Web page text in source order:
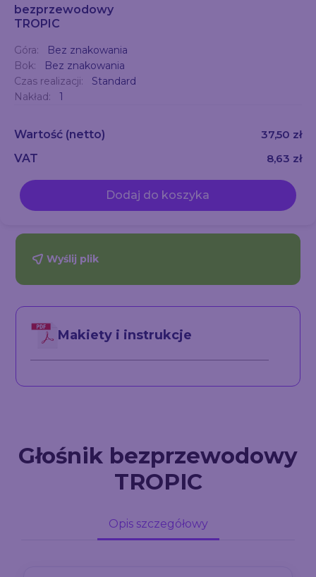
bezprzewodowy
TROPIC
Góra:
Bez znakowania
Bok:
Bez znakowania
Czas realizacji:
Standard
Nakład:
1
Wartość (netto)
37,50 zł
VAT
8,63 zł
Dodaj do koszyka
Wyślij plik
Makiety i instrukcje
Głośnik bezprzewodowy
TROPIC
Opis szczegółowy